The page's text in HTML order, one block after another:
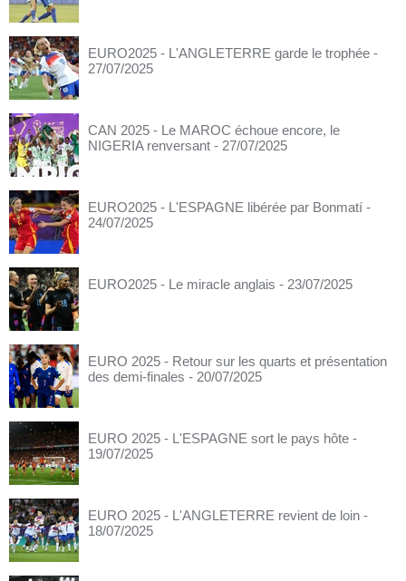
EURO2025 - L'ANGLETERRE garde le trophée -
27/07/2025
CAN 2025 - Le MAROC échoue encore, le
NIGERIA renversant - 27/07/2025
EURO2025 - L'ESPAGNE libérée par Bonmatí -
24/07/2025
EURO2025 - Le miracle anglais - 23/07/2025
EURO 2025 - Retour sur les quarts et présentation
des demi-finales - 20/07/2025
EURO 2025 - L'ESPAGNE sort le pays hôte -
19/07/2025
EURO 2025 - L'ANGLETERRE revient de loin -
18/07/2025